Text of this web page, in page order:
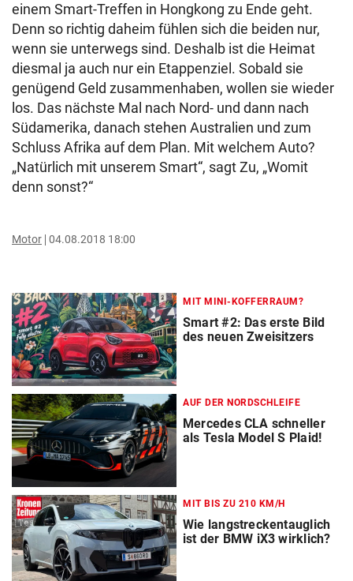
einem Smart-Treffen in Hongkong zu Ende geht.
Denn so richtig daheim fühlen sich die beiden nur,
wenn sie unterwegs sind. Deshalb ist die Heimat
diesmal ja auch nur ein Etappenziel. Sobald sie
genügend Geld zusammenhaben, wollen sie wieder
los. Das nächste Mal nach Nord- und dann nach
Südamerika, danach stehen Australien und zum
Schluss Afrika auf dem Plan. Mit welchem Auto?
„Natürlich mit unserem Smart“, sagt Zu, „Womit
denn sonst?“
Motor 04.08.2018 18:00
MIT MINI-KOFFERRAUM?
Smart #2: Das erste Bild
des neuen Zweisitzers
AUF DER NORDSCHLEIFE
Mercedes CLA schneller
als Tesla Model S Plaid!
MIT BIS ZU 210 KM/H
Wie langstreckentauglich
ist der BMW iX3 wirklich?